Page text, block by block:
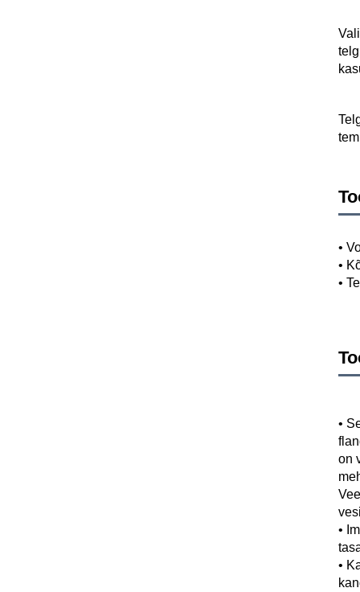
•
•
•
•
on
•
•